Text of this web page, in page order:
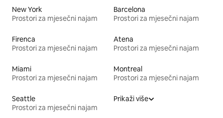
New York
Prostori za mjesečni najam
Barcelona
Prostori za mjesečni najam
Firenca
Prostori za mjesečni najam
Atena
Prostori za mjesečni najam
Miami
Prostori za mjesečni najam
Montreal
Prostori za mjesečni najam
Seattle
Prostori za mjesečni najam
Prikaži više